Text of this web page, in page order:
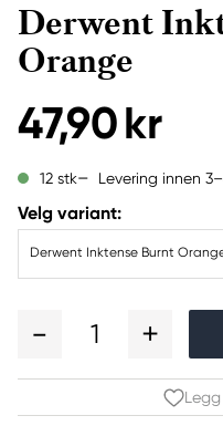
Derwent
Orange
47,90 kr
12 stk Levering innen
Velg variant:
Derwent Inktense Burnt
1